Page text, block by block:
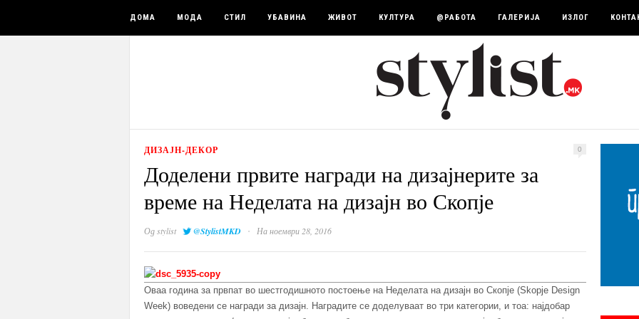
ДОМА МОДА СТИЛ УБАВИНА ЖИВОТ КУЛТУРА @РАБОТА ГАЛЕРИЈА ИЗЛОГ
ДИЗАЈН-ДЕКОР 0
Доделени првите награди на дизајнерите за
време на Неделата на дизајн во Скопје
Одstylist @StylistMKD · На ноември 28, 2016
Оваа година за првпат во шестгодишното постоење на Неделата на дизајн во Скопје (Skopje Design
Week) воведени се награди за дизајн. Наградите се доделуваат во три категории, и тоа: најдобар